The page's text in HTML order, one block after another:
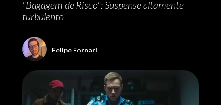
"Bagagem de Risco": Suspense altamente
turbulento
Felipe Fornari